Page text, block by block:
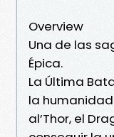
Overview
Una de las
Épica.
La Última
la
al’Thor, el